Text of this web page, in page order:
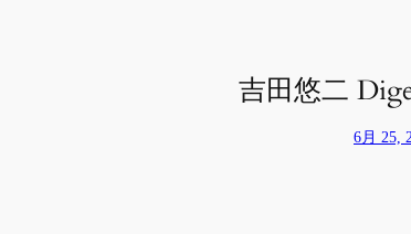
吉田悠二
6月 25,